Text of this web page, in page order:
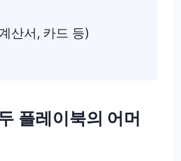
산서, 카드 등)
플레이북의 어머